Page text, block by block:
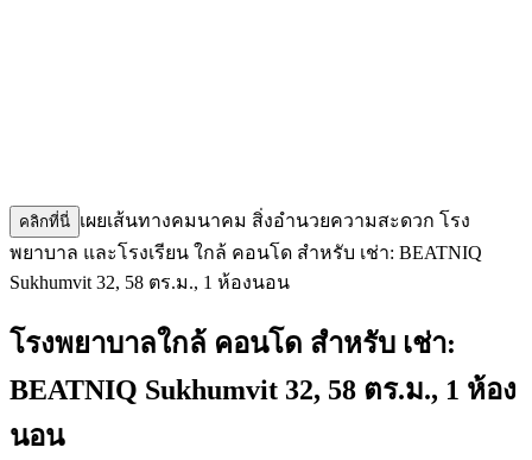
คลิกที่นี่ เผยเส้นทางคมนาคม สิ่งอำนวยความสะดวก โรง
พยาบาล และโรงเรียน ใกล้ คอนโด สำหรับ เช่า: BEATNIQ
Sukhumvit 32, 58 ตร.ม., 1 ห้องนอน
โรงพยาบาลใกล้ คอนโด สำหรับ เช่า:
BEATNIQ Sukhumvit 32, 58 ตร.ม., 1 ห้อง
นอน